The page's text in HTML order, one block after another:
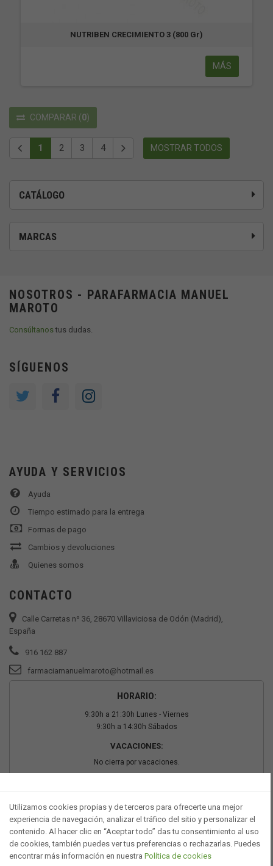
CATÁLOGO
MARCAS
NUTRIBEN CRECIMIENTO 3 (800 Gr)
MÁS
COMPARAR (0)
1 2 3 4 MOSTRAR TODOS
NOSOTROS - PARAFARMACIA MANUEL
MAROTO
Consúltanostus dudas.
SÍGUENOS
AYUDA Y SERVICIOS
Ayuda
Tiempo estimado para la entrega
Formas de pago
Cambios y devoluciones
Quienes somos
CONTACTO
Calle Carretas nº 36, 28670 Villaviciosa de Odón (Madrid),
España
916 162 887
farmaciamanuelmaroto@hotmail.es
HORARIO:
9:30h a 21:30h Lunes - Viernes
9:30h a 14:30h Sábados
VACACIONES:
No cierra por vacaciones.
Utilizamos cookies propias y de terceros para ofrecerte una mejor
experiencia de navegación, analizar el tráfico del sitio y personalizar el
contenido. Al hacer clic en “Aceptar todo” das tu consentimiento al uso
de cookies, también puedes ver tus preferencias o rechazarlas. Puedes
encontrar más información en nuestra Política de cookies